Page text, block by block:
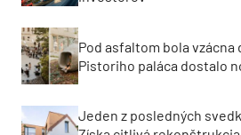
Pod asfaltom bola vzácna
Pistoriho paláca dostalo
Jeden z posledných